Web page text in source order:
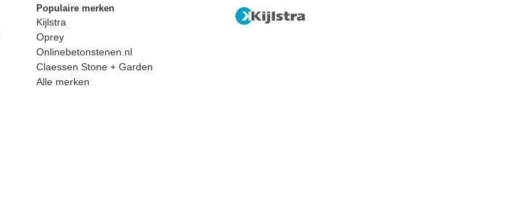
Populaire merken
Kijlstra
Oprey
Onlinebetonstenen.nl
Claessen Stone + Garden
Alle merken